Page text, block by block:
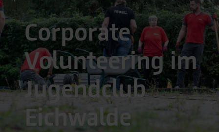
Corporate
Volunteering im
Jugendclub
Eichwalde